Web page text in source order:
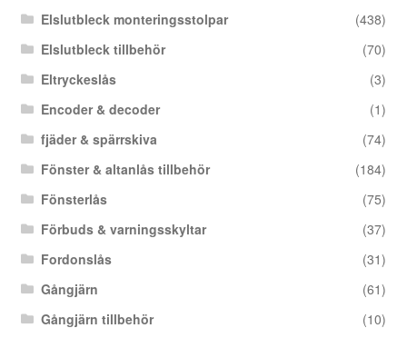
Elslutbleck monteringsstolpar
(438)
Elslutbleck tillbehör
(70)
Eltryckeslås
(3)
Encoder & decoder
(1)
fjäder & spärrskiva
(74)
Fönster & altanlås tillbehör
(184)
Fönsterlås
(75)
Förbuds & varningsskyltar
(37)
Fordonslås
(31)
Gångjärn
(61)
Gångjärn tillbehör
(10)